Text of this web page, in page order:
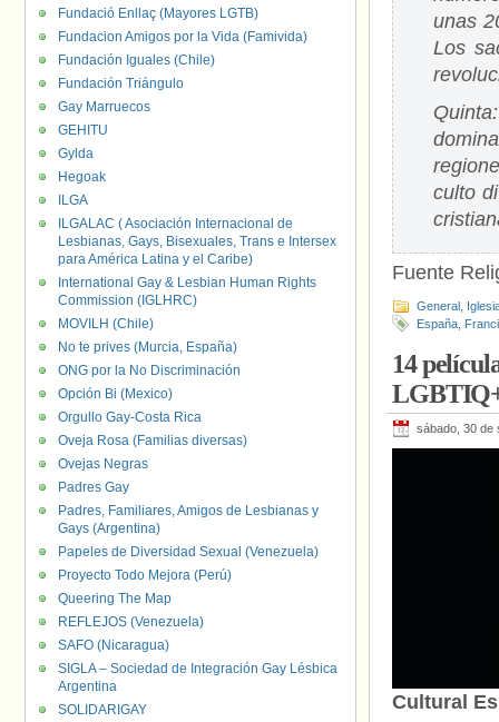
unas
Los
culto
Fuente
General
España
14
sábado, 30 de
Cultural
Fundació Enllaç (Mayores LGTB)
Fundacion Amigos por la Vida (Famivida)
Fundación Iguales (Chile)
Fundación Triángulo
Gay Marruecos
GEHITU
Gylda
Hegoak
ILGA
ILGALAC ( Asociación Internacional de
Lesbianas, Gays, Bisexuales, Trans e Intersex
para América Latina y el Caribe)
International Gay & Lesbian Human Rights
Commission (IGLHRC)
MOVILH (Chile)
No te prives (Murcia, España)
ONG por la No Discriminación
Opción Bi (Mexico)
Orgullo Gay-Costa Rica
Oveja Rosa (Familias diversas)
Ovejas Negras
Padres Gay
Padres, Familiares, Amigos de Lesbianas y
Gays (Argentina)
Papeles de Diversidad Sexual (Venezuela)
Proyecto Todo Mejora (Perú)
Queering The Map
REFLEJOS (Venezuela)
SAFO (Nicaragua)
SIGLA – Sociedad de Integración Gay Lésbica
Argentina
SOLIDARIGAY